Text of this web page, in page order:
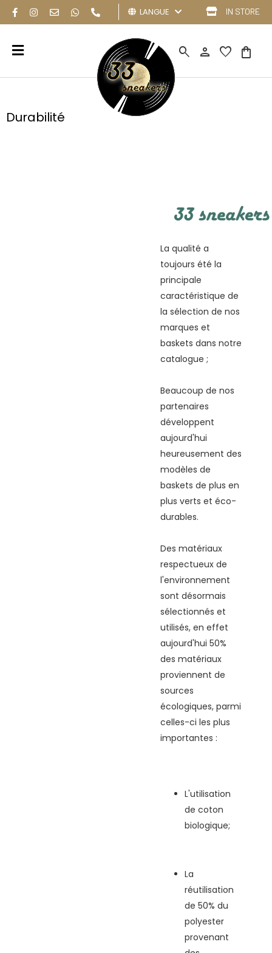
LANGUE IN STORE
search person favorite shopping_bag
Durabilité
La qualité a
toujours été la
principale
caractéristique de
la sélection de nos
marques et
baskets dans notre
catalogue ;
Beaucoup de nos
partenaires
développent
aujourd'hui
heureusement des
modèles de
baskets de plus en
plus verts et éco-
durables.
Des matériaux
respectueux de
l'environnement
sont désormais
sélectionnés et
utilisés, en effet
aujourd'hui 50%
des matériaux
proviennent de
sources
écologiques, parmi
celles-ci les plus
importantes :
L'utilisation
de coton
biologique;
La
réutilisation
de 50% du
polyester
provenant